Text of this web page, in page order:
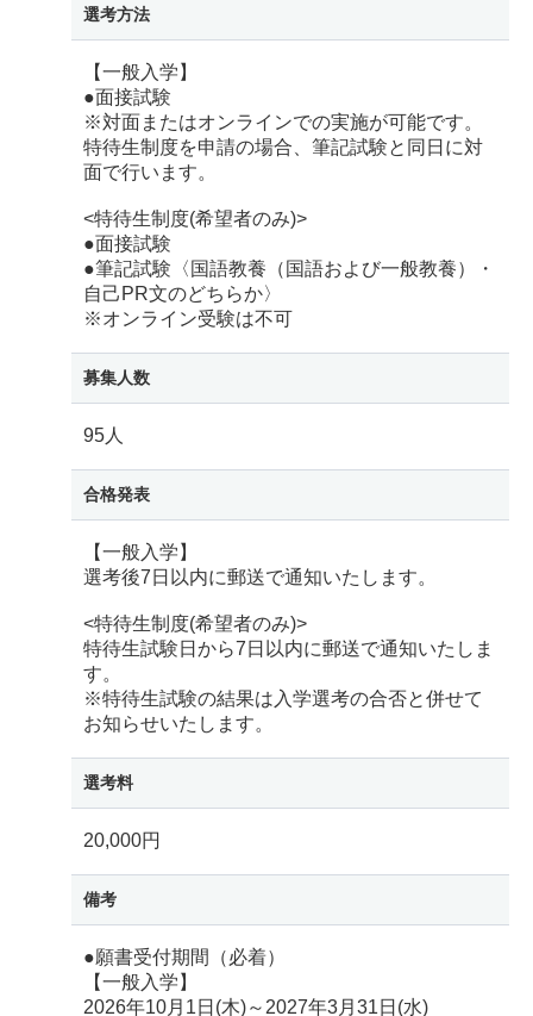
選考方法
【一般入学】
●面接試験
※対面またはオンラインでの実施が可能です。
特待生制度を申請の場合、筆記試験と同日に対
面で行います。
<特待生制度(希望者のみ)>
●面接試験
●筆記試験〈国語教養（国語および一般教養）・
自己PR文のどちらか〉
※オンライン受験は不可
募集人数
95人
合格発表
【一般入学】
選考後7日以内に郵送で通知いたします。
<特待生制度(希望者のみ)>
特待生試験日から7日以内に郵送で通知いたしま
す。
※特待生試験の結果は入学選考の合否と併せて
お知らせいたします。
選考料
20,000円
備考
●願書受付期間（必着）
【一般入学】
2026年10月1日(木)～2027年3月31日(水)